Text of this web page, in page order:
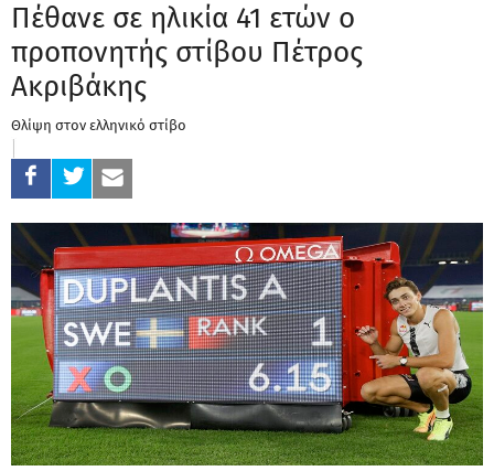
Πέθανε σε ηλικία 41 ετών ο
προπονητής στίβου Πέτρος
Ακριβάκης
Θλίψη στον ελληνικό στίβο